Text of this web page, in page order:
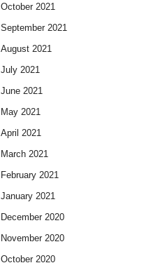
October 2021
September 2021
August 2021
July 2021
June 2021
May 2021
April 2021
March 2021
February 2021
January 2021
December 2020
November 2020
October 2020